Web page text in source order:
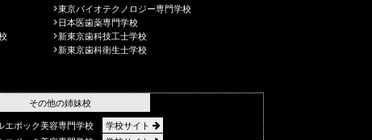
東京バイオテクノロジー専門学校
日本医歯薬専門学校
新東京歯科技工士学校
新東京歯科衛生士学校
その他の姉妹校
エポック美容専門学校
学校サイト